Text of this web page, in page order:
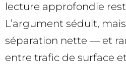
lecture approfondie
L’argument séduit,
séparation nette — et
entre trafic de surface